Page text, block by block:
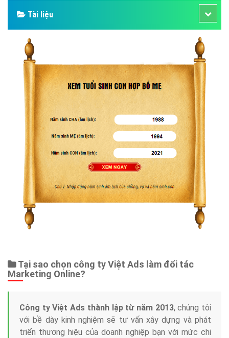
Tài liệu
Tại sao chọn công ty Việt Ads làm đối tác
Marketing Online?
Công ty Việt Ads thành lập từ năm 2013, chúng tôi
với bề dày kinh nghiệm sẽ tư vấn xây dựng và phát
triển thương hiệu của doanh nghiệp bạn với mức chi